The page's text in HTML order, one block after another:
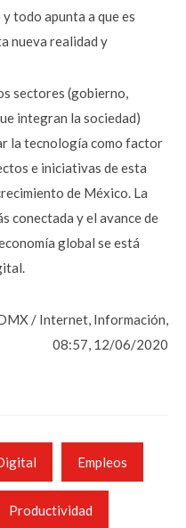
todo apunta a que es
nueva realidad y
sectores (gobierno,
integran la sociedad)
la tecnología como factor
e iniciativas de esta
de México. La
conectada y el avance de
global se está
/ Internet, Información,
08:57, 12/06/2020
Empleos
Productividad